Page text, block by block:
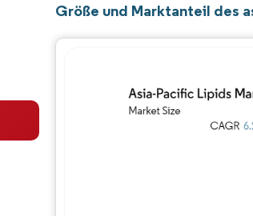
Größe und Marktanteil des